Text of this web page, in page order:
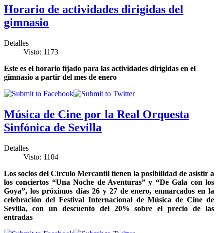
Horario de actividades dirigidas del
gimnasio
Detalles
Visto: 1173
Este es el horario fijado para las actividades dirigidas en el
gimnasio a partir del mes de enero
Música de Cine por la Real Orquesta
Sinfónica de Sevilla
Detalles
Visto: 1104
Los socios del Círculo Mercantil tienen la posibilidad de asistir a
los conciertos “Una Noche de Aventuras” y “De Gala con los
Goya”, los próximos días 26 y 27 de enero, enmarcados en la
celebración del Festival Internacional de Música de Cine de
Sevilla, con un descuento del 20% sobre el precio de las
entradas